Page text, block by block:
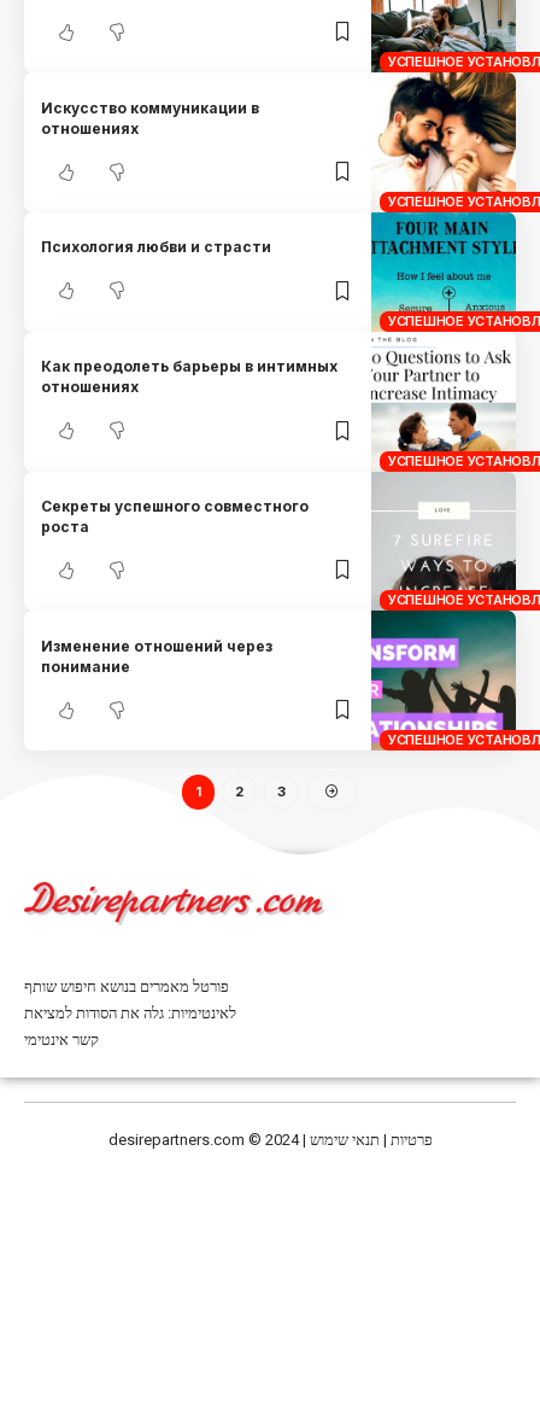
УСПЕШНОЕ
УСПЕШНОЕ
Искусство коммуникации в
отношениях
УСПЕШНОЕ
Психология любви и страсти
УСПЕШНОЕ
Как преодолеть барьеры в интимных
отношениях
УСПЕШНОЕ
Секреты успешного совместного
роста
УСПЕШНОЕ
Изменение отношений через
понимание
1 2 3
פורטל מאמרים בנושא חיפוש שותף
לאינטימיות: גלה את הסודות למציאת
קשר אינטימי
desirepartners.com © 2024 | פרטיות | תנאי שימוש